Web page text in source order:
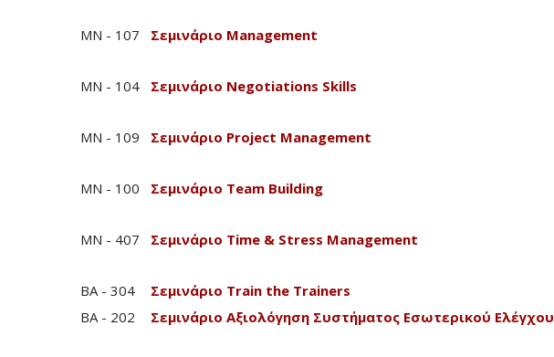
MN - 107
Σεμινάριο Management
MN - 104
Σεμινάριο Negotiations Skills
MN - 109
Σεμινάριο Project Management
MN - 100
Σεμινάριο Team Building
MN - 407
Σεμινάριο Time & Stress Management
BA - 304
Σεμινάριο Train the Trainers
BA - 202
Σεμινάριο Αξιολόγηση Συστήματος Εσωτερικού Ελέγχου